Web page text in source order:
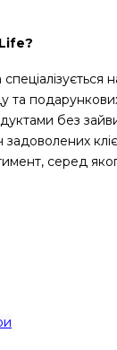
та
без
задоволених
серед